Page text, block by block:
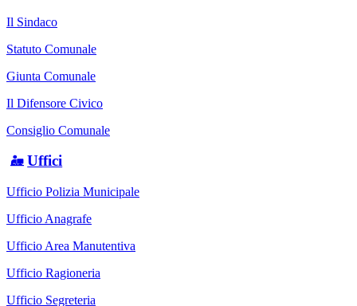
Il Sindaco
Statuto Comunale
Giunta Comunale
Il Difensore Civico
Consiglio Comunale
Uffici
Ufficio Polizia Municipale
Ufficio Anagrafe
Ufficio Area Manutentiva
Ufficio Ragioneria
Ufficio Segreteria